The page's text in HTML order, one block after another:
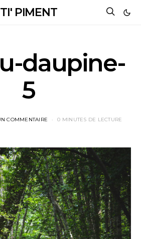
TI' PIMENT
daupine-
5
COMMENTAIRE 0 MINUTES DE LECTURE